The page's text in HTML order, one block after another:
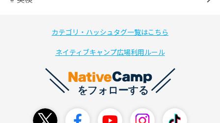
カテゴリ・ハッシュタグ一覧はこちら
ネイティブキャンプ広場利用ルール